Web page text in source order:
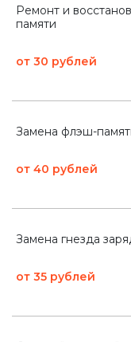
Ремонт и
памяти
от 30 рублей
Замена флэш-
от 40 рублей
Замена гнезда
от 35 рублей